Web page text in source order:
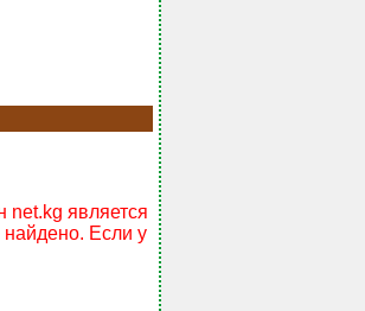
net.kg является
Если у